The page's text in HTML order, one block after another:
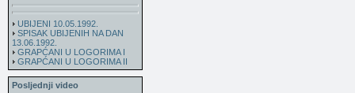
UBIJENI 10.05.1992.
SPISAK UBIJENIH NA DAN
13.06.1992.
GRAPĆANI U LOGORIMA I
GRAPĆANI U LOGORIMA II
Posljednji video